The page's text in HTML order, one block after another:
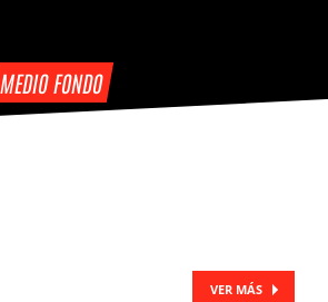
MEDIO FONDO
VER MÁS